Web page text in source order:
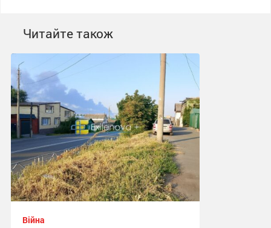
Читайте також
Війна